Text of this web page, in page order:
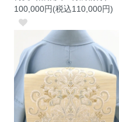
100,000円(税込110,000円)